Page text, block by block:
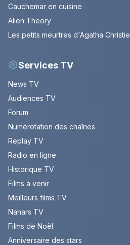
Cauchemar en cuisine
Alien Theory
Les petits meurtres d'Agatha Christie
Services TV
News TV
Audiences TV
Forum
Numérotation des chaînes
Replay TV
Radio en ligne
Historique TV
Films à venir
Meilleurs films TV
Nanars TV
Films de Noël
Anniversaire des stars